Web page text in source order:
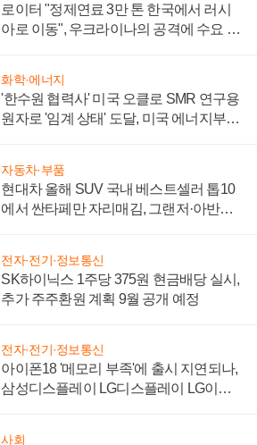
로이터 "정제연료 3만 톤 한국에서 러시
아로 이동", 우크라이나의 공격에 수요 늘
화학·에너지
'한수원 협력사' 미국 오클로 SMR 연구용
원자로 '임계 상태' 도달, 미국 에너지부
자동차·부품
현대차 올해 SUV 국내 베스트셀러 톱10
에서 싼타페만 자리매김, 그랜저·아반떼
전자·전기·정보통신
SK하이닉스 1주당 375원 현금배당 실시,
추가 주주환원 계획 9월 공개 예정
전자·전기·정보통신
아이폰18 '메모리 부족'에 출시 지연되나,
삼성디스플레이 LG디스플레이 LG이노
사회